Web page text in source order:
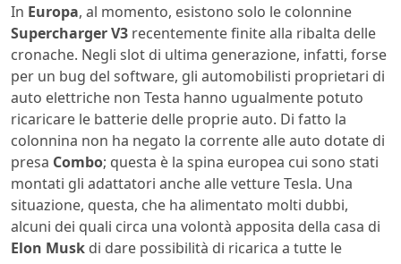
In Europa, al momento, esistono solo le colonnine
Supercharger V3 recentemente finite alla ribalta delle
cronache. Negli slot di ultima generazione, infatti, forse
per un bug del software, gli automobilisti proprietari di
auto elettriche non Testa hanno ugualmente potuto
ricaricare le batterie delle proprie auto. Di fatto la
colonnina non ha negato la corrente alle auto dotate di
presa Combo; questa è la spina europea cui sono stati
montati gli adattatori anche alle vetture Tesla. Una
situazione, questa, che ha alimentato molti dubbi,
alcuni dei quali circa una volontà apposita della casa di
Elon Musk di dare possibilità di ricarica a tutte le